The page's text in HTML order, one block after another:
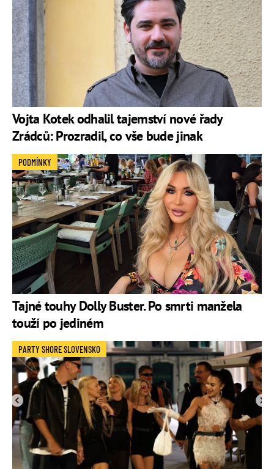
Vojta Kotek odhalil tajemství nové řady
Zrádců: Prozradil, co vše bude jinak
Tajné touhy Dolly Buster. Po smrti manžela
touží po jediném
PODMÍNKY
PARTY SHORE SLOVENSKO